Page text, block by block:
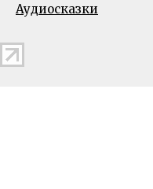
Аудиосказки